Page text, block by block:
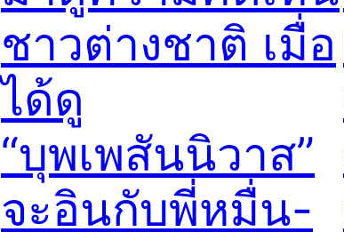
ชาวต่างชาติ เมื่อ
ได้ดู
“บุพเพสันนิวาส”
จะอินกับพี่หมื่น-